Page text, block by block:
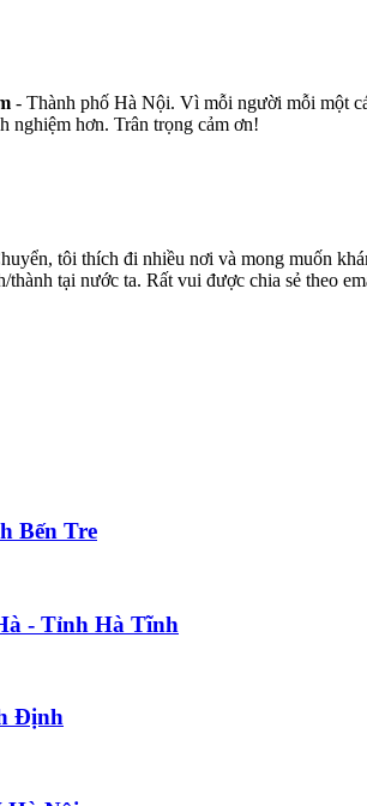
- Thành phố Hà Nội. Vì mỗi người mỗi một
nghiệm hơn. Trân trọng cảm ơn!
tôi thích đi nhiều nơi và mong muốn
tại nước ta. Rất vui được chia sẻ theo
Bến Tre
- Tỉnh Hà Tĩnh
Định